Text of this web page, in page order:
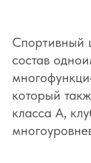
Спортивный
состав
который
класса А,